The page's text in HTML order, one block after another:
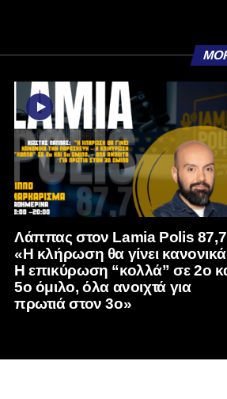
Λάππας στον Lamia Polis
«Η κλήρωση θα γίνει
Η επικύρωση “κολλά” σε 2ο
5ο όμιλο, όλα ανοιχτά για
πρωτιά στον 3ο»